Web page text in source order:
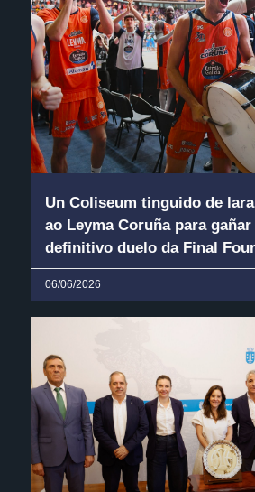
Un Coliseum tinguido de
ao Leyma Coruña para
definitivo duelo da Final Four
06/06/2026